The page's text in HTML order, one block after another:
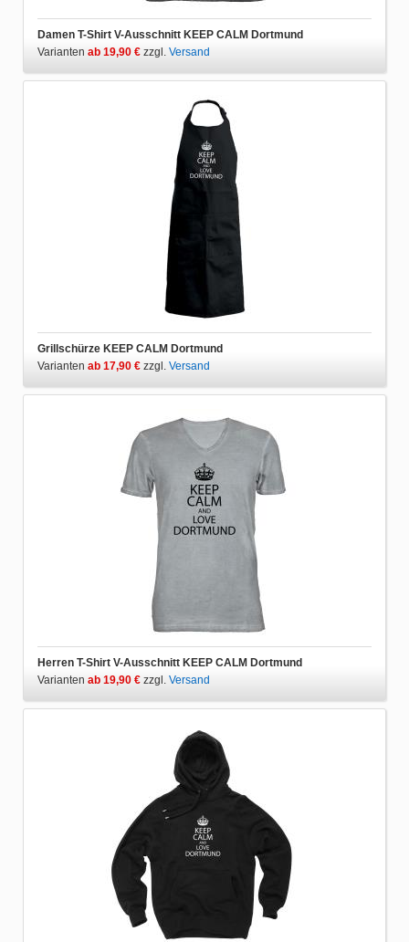
Damen T-Shirt V-Ausschnitt KEEP CALM Dortmund
Varianten ab 19,90 € zzgl. Versand
Grillschürze KEEP CALM Dortmund
Varianten ab 17,90 € zzgl. Versand
Herren T-Shirt V-Ausschnitt KEEP CALM Dortmund
Varianten ab 19,90 € zzgl. Versand